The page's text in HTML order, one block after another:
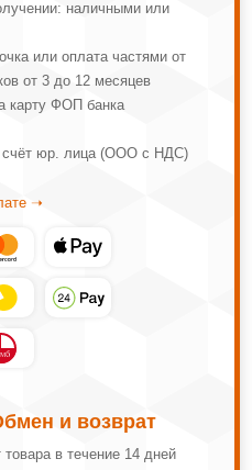
наличными или
или оплата частями от
от 3 до 12 месяцев
карту ФОП банка
счёт юр. лица (ООО с НДС)
➝
и возврат
в тeчeниe 14 днeй